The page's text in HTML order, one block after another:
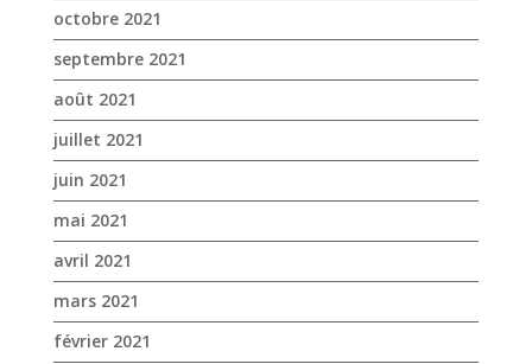
mai 2021
avril 2021
mars 2021
février 2021
janvier 2021
novembre 2020
octobre 2020
septembre 2020
août 2020